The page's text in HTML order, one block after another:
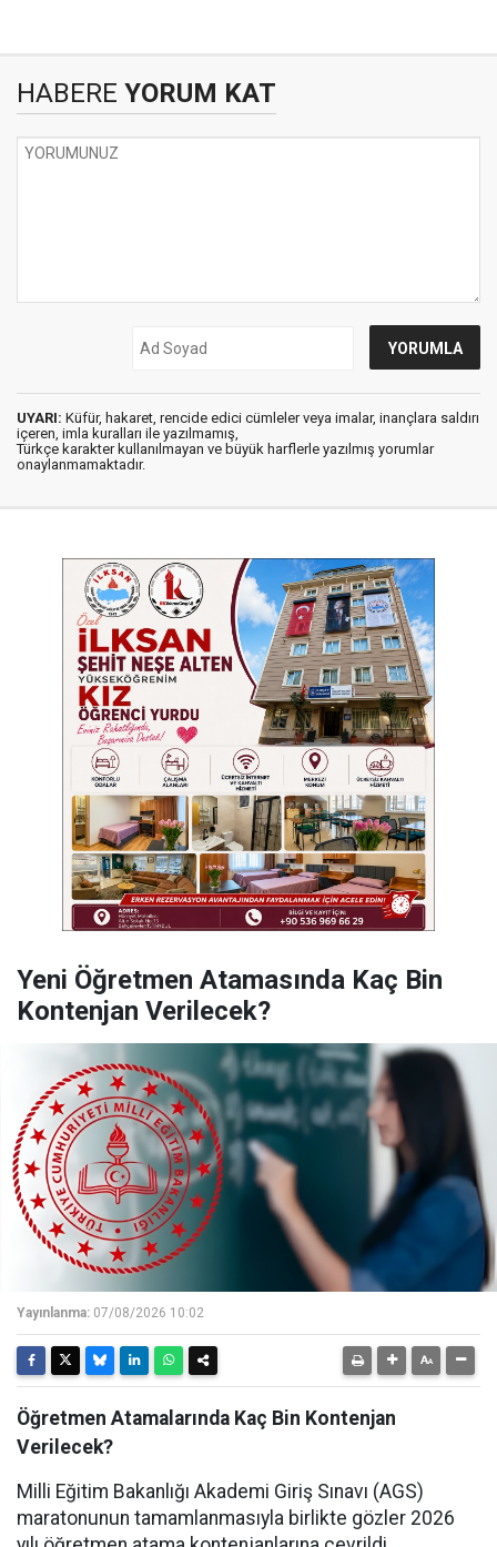
HABERE YORUM KAT
UYARI: Küfür, hakaret, rencide edici cümleler veya imalar, inançlara saldırı
içeren, imla kuralları ile yazılmamış,
Türkçe karakter kullanılmayan ve büyük harflerle yazılmış yorumlar
onaylanmamaktadır.
Yeni Öğretmen Atamasında Kaç Bin
Kontenjan Verilecek?
Yayınlanma: 07/08/2026 10:02
Öğretmen Atamalarında Kaç Bin Kontenjan
Verilecek?
Milli Eğitim Bakanlığı Akademi Giriş Sınavı (AGS)
maratonunun tamamlanmasıyla birlikte gözler 2026